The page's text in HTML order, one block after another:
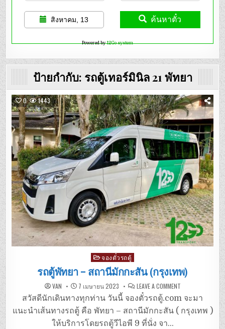
สิงหาคม, 13 ค้นหาตั๋ว
Powered by12Go system
ป้ายกำกับ: รถตู้เทอร์มินิล 21 พัทยา
0 1443
Posted
in
จองตั๋วรถตู้
รถตู้พัทยา – สถานีมักกะสัน (กรุงเทพ)
VAN 7 เมษายน 2023 LEAVE A COMMENTON
ตู้
พัทยา
–
สถานี
สวัสดีนักเดินทางทุกท่าน วันนี้ จองตั๋วรถตู้.com จะมา
แนะนำเส้นทางรถตู้ คือ พัทยา – สถานีมักกะสัน ( กรุงเทพ )
ให้บริการโดยรถตู้วีไอพี 9 ที่นั่ง จา…